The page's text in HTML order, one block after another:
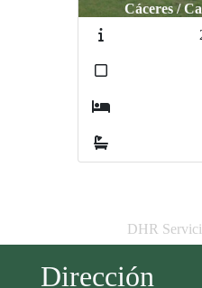
Cáceres /
DHR
Dirección